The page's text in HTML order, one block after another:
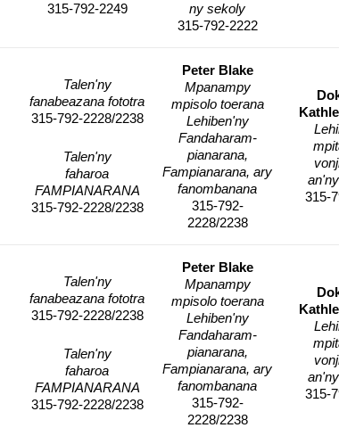
315-792-2249
ny sekoly
315-792-2222
Talen'ny
fanabeazana fototra
315-792-2228/2238
Talen'ny
faharoa
FAMPIANARANA
315-792-2228/2238
Peter Blake
Mpanampy
mpisolo toerana
Lehiben'ny
Fandaharam-
pianarana,
Fampianarana, ary
fanombanana
315-792-
2228/2238
315-
Talen'ny
fanabeazana fototra
315-792-2228/2238
Talen'ny
faharoa
FAMPIANARANA
315-792-2228/2238
Peter Blake
Mpanampy
mpisolo toerana
Lehiben'ny
Fandaharam-
pianarana,
Fampianarana, ary
fanombanana
315-792-
2228/2238
315-